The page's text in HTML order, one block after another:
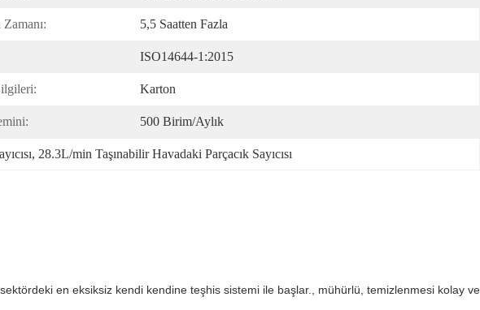
5,5 Saatten Fazla
ISO14644-1:2015
Karton
500 Birim/aylık
, 28.3L/min Taşınabilir Havadaki Parçacık Sayıcısı
en eksiksiz kendi kendine teşhis sistemi ile başlar., mühürlü, temizlenmesi kolay ve